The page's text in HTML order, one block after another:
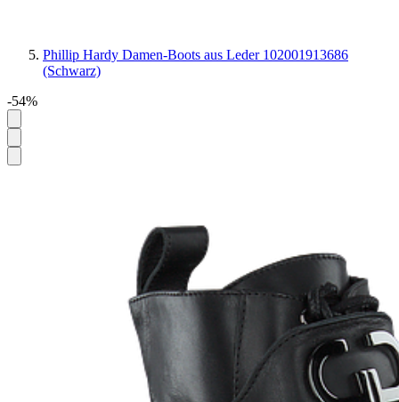
Phillip Hardy Damen-Boots aus Leder 102001913686
(Schwarz)
-54%